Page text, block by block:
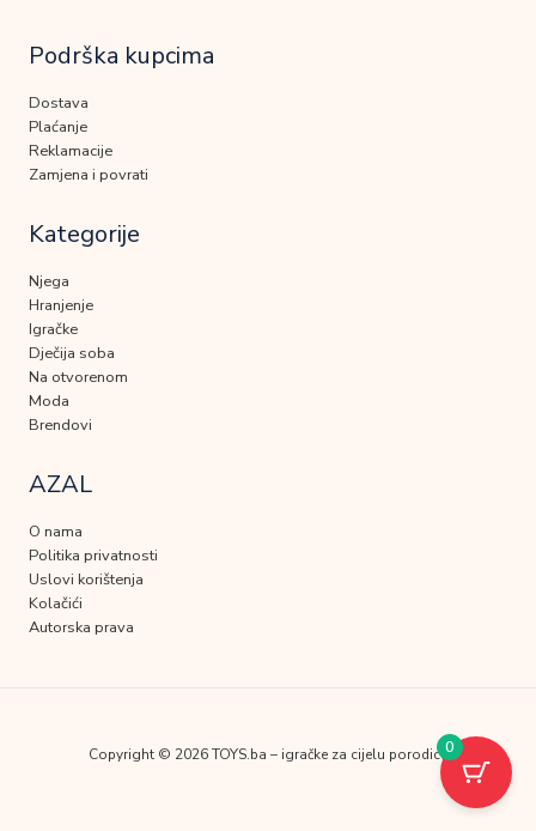
Podrška kupcima
Dostava
Plaćanje
Reklamacije
Zamjena i povrati
Kategorije
Njega
Hranjenje
Igračke
Dječija soba
Na otvorenom
Moda
Brendovi
AZAL
O nama
Politika privatnosti
Uslovi korištenja
Kolačići
Autorska prava
Copyright © 2026 TOYS.ba – igračke za cijelu porodicu0